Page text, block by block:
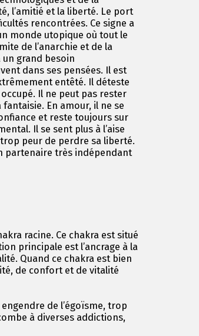
l’amitié et la liberté. Le port
rencontrées. Ce signe a
monde utopique où tout le
de l’anarchie et de la
grand besoin
dans ses pensées. Il est
entêté. Il déteste
Il ne peut pas rester
En amour, il ne se
et reste toujours sur
Il se sent plus à l’aise
peur de perdre sa liberté.
partenaire très indépendant
racine. Ce chakra est situé
principale est l’ancrage à la
Quand ce chakra est bien
de confort et de vitalité
de l’égoïsme, trop
à diverses addictions,